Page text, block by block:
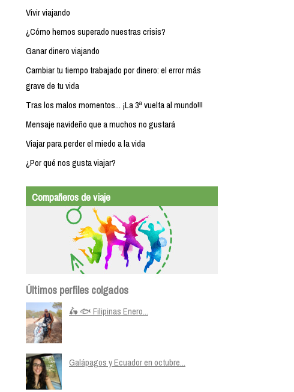
Vivir viajando
¿Cómo hemos superado nuestras crisis?
Ganar dinero viajando
Cambiar tu tiempo trabajado por dinero: el error más
grave de tu vida
Tras los malos momentos... ¡La 3ª vuelta al mundo!!!
Mensaje navideño que a muchos no gustará
Viajar para perder el miedo a la vida
¿Por qué nos gusta viajar?
Compañeros de viaje
Últimos perfiles colgados
🛵 🐟 Filipinas Enero...
Galápagos y Ecuador en octubre...